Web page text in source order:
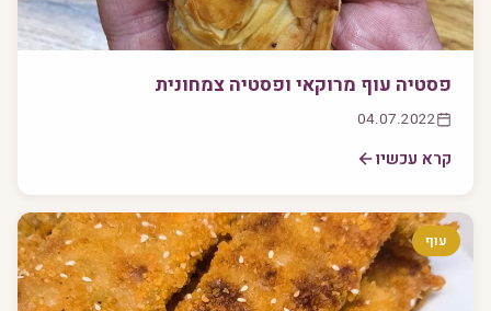
פסטיה עוף מרוקאי ופסטיה צמחונית
04.07.2022
קרא עכשיו
עוף